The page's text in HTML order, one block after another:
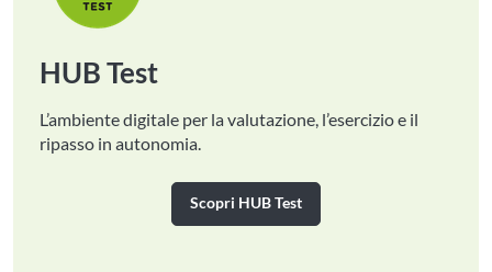
HUB Test
L’ambiente digitale per la valutazione, l’esercizio e il
ripasso in autonomia.
Scopri HUB Test